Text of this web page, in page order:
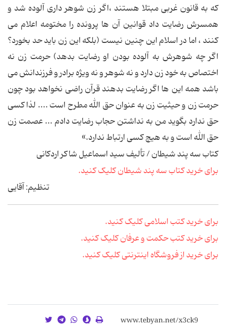
که به قانون غربی مبتلا هستند ،اگر زن شوهر داری آلوده شد و
همسرش رضایت داد قوانین آن ها پرونده را مختومه اعلام می
کنند ، اما در اسلام این چنین نیست (بلکه این زن باید حد بخورد؟
اگر چه شوهرش به آلوده بودن او رضایت بدهد) حرمت زن نه
اختصاص به خود زن دارد و نه شوهر و نه ویژه برادر و فرزندانش می
باشد همه این ها اگر رضایت بدهند قرآن راضی نخواهد بود چون
حرمت زن و حیثیت زن به عنوان حق الله مطرح است .... لذا کسی
حق ندارد بگوید من به نداشتن حجاب رضایت دادم ... عصمت زن
حق الله است و به هیچ کسی ارتباط ندارد.»
کتاب سه پند شیطان / تألیف سید اسماعیل شاکر اردکانی
برای خرید کتاب سه پند شیطان کلیک کنید.
تنظیم: آقایی
برای خرید کتب اسلامی کلیک کنید.
برای خرید کتب حکمت و عرفان کلیک کنید.
برای خرید از فروشگاه اینترنتی کلیک کنید.